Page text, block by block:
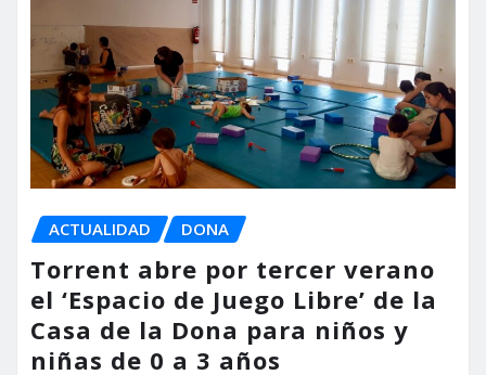
ACTUALIDAD DONA
Torrent abre por tercer verano
el ‘Espacio de Juego Libre’ de la
Casa de la Dona para niños y
niñas de 0 a 3 años